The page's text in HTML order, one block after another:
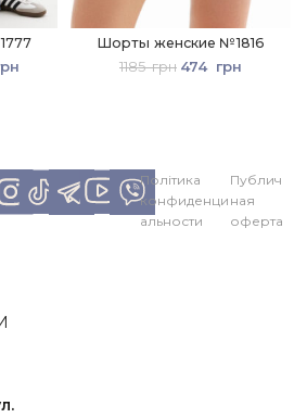
Шорты женские №1816
1185грн 474 грн
Політика
конфиденци
альности
Публич
ная
оферта